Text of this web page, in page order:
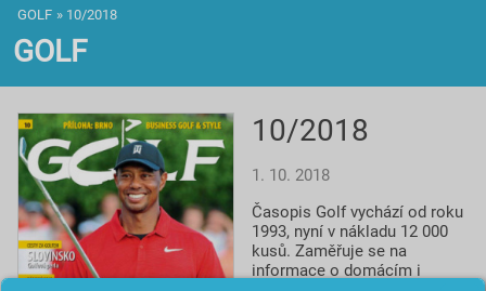
10/2018
1. 10. 2018
Časopis Golf vychází od roku
1993, nyní v nákladu 12 000
kusů. Zaměřuje se na
informace o domácím i
GOLF » 10/2018
GOLF